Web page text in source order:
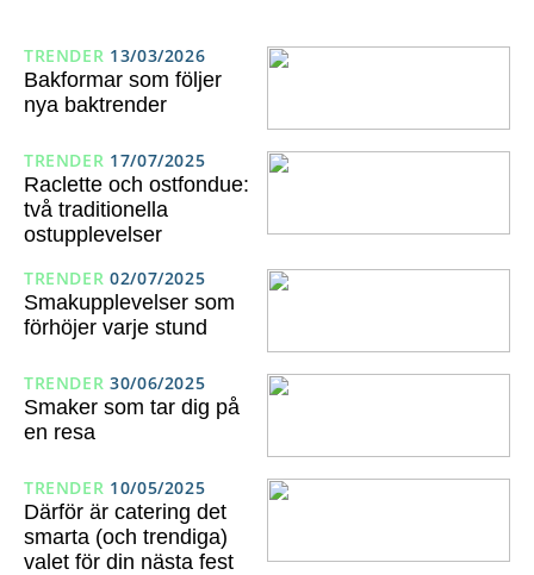
TRENDER 13/03/2026
Bakformar som följer
nya baktrender
TRENDER 17/07/2025
Raclette och ostfondue:
två traditionella
ostupplevelser
TRENDER 02/07/2025
Smakupplevelser som
förhöjer varje stund
TRENDER 30/06/2025
Smaker som tar dig på
en resa
TRENDER 10/05/2025
Därför är catering det
smarta (och trendiga)
valet för din nästa fest